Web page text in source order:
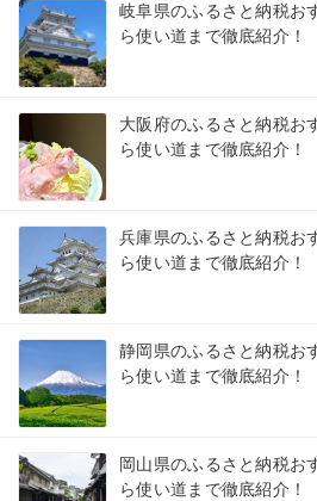
岐阜県のふるさと納税お
ら使い道まで徹底紹介！
大阪府のふるさと納税お
ら使い道まで徹底紹介！
兵庫県のふるさと納税お
ら使い道まで徹底紹介！
静岡県のふるさと納税お
ら使い道まで徹底紹介！
岡山県のふるさと納税お
ら使い道まで徹底紹介！